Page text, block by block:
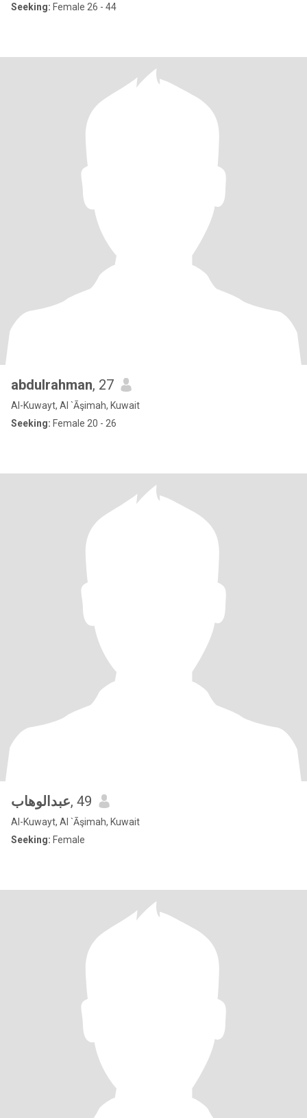
Seeking: Female 26 - 44
abdulrahman, 27
Al-Kuwayt, Al `Āşimah, Kuwait
Seeking: Female 20 - 26
عبدالوهاب, 49
Al-Kuwayt, Al `Āşimah, Kuwait
Seeking: Female